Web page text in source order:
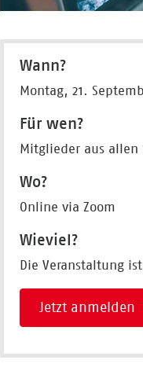
Wann?
Montag, 21.
Für wen?
Mitglieder aus allen
Wo?
Online via Zoom
Wieviel?
Die Veranstaltung
Jetzt anmelden